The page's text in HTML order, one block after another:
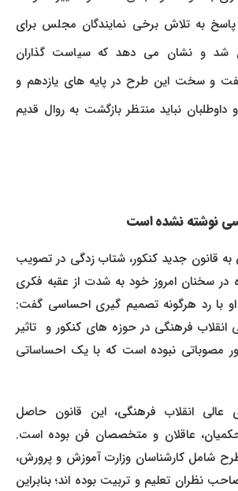
به تلاش برخی نمایندگان مجلس برای
شد و نشان می دهد که سیاست گذاران
و سخت این طرح در پایه های یازدهم و
نباید منتظر بازگشت به روال قدیم
نوشته نشده است
قانون جدید کنکور، شتاب زدگی در تصویب
سخنان امروز خود به شدت از عقبه فکری
با رد هرگونه تصمیم گیری احساسی گفت:
فرهنگی در حوزه های کنکور و تاثیر
نبوده است که با یک احساساتی
انقلاب فرهنگی، این قانون حاصل
عاقلان و متخصصان فن بوده است.
شامل کارشناسان وزارت آموزش و پرورش،
نظران تعلیم و تربیت بوده اند؛ بنابراین